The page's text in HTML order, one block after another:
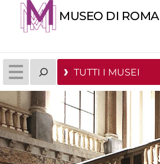
MUSEO DI ROMA
TUTTI I MUSEI